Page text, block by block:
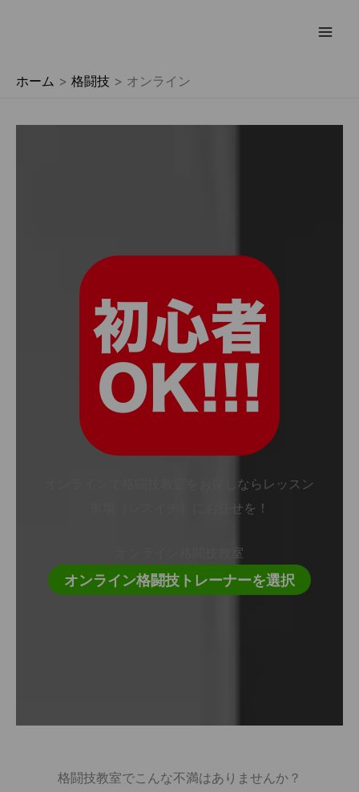
ホーム 格闘技 オンライン
オンラインで格闘技教室をお探しならレッスン
市場（レスイチ）にお任せを！
オンライン格闘技教室
オンライン格闘技トレーナーを選択
格闘技教室でこんな不満はありませんか？